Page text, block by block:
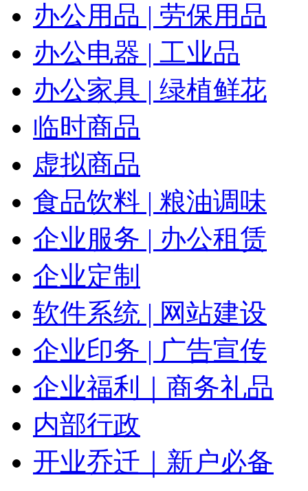
办公用品 | 劳保用品
办公电器 | 工业品
办公家具 | 绿植鲜花
临时商品
虚拟商品
食品饮料 | 粮油调味
企业服务 | 办公租赁
企业定制
软件系统 | 网站建设
企业印务 | 广告宣传
企业福利｜商务礼品
内部行政
开业乔迁｜新户必备